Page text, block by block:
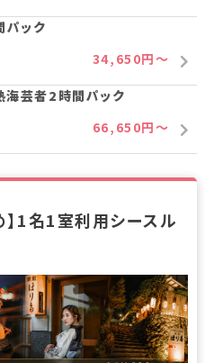
パック
34,650円～
海芸者2時間パック
66,650円～
】1名1室利用シースル